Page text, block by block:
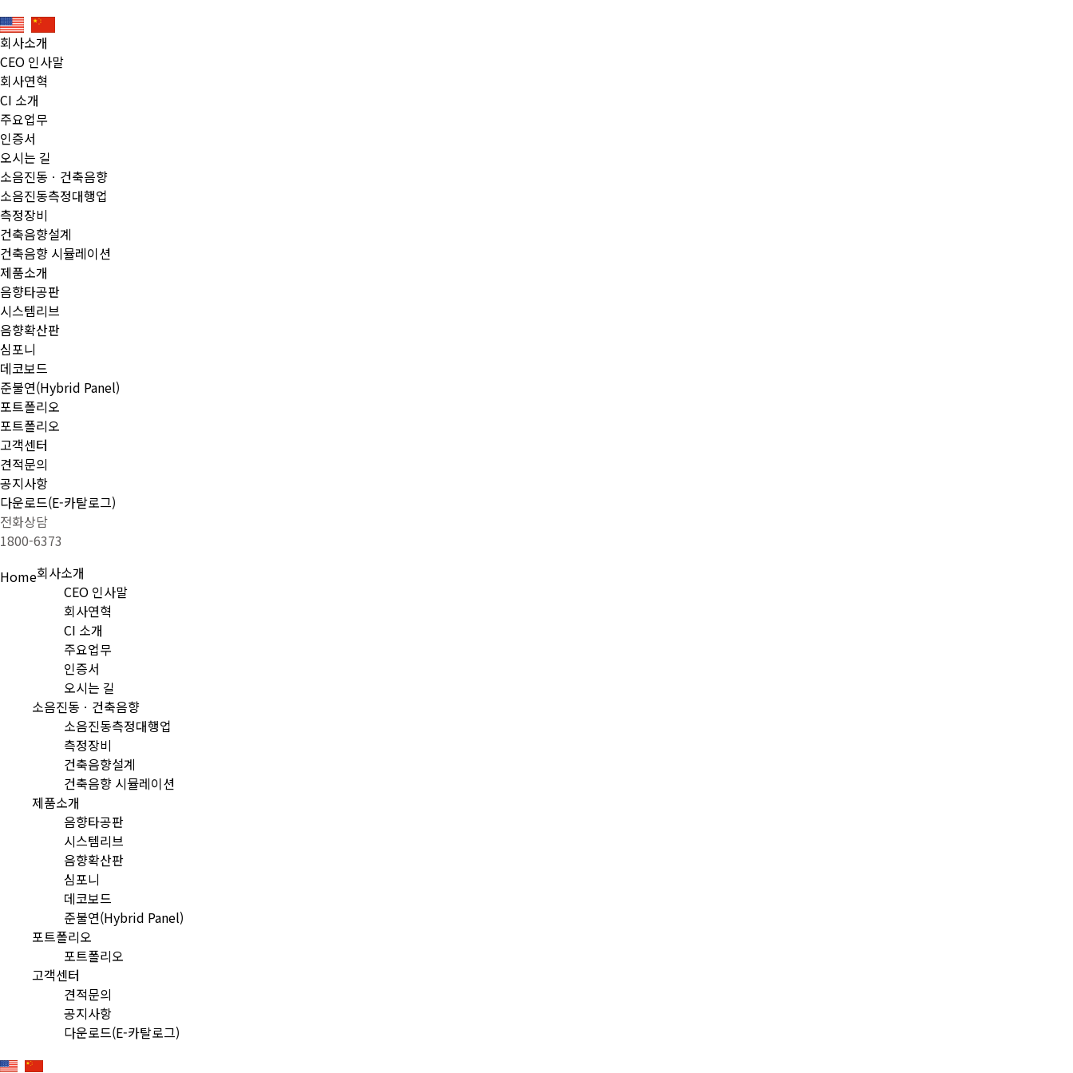
회사소개
CEO 인사말
회사연혁
CI 소개
주요업무
인증서
오시는 길
소음진동ㆍ건축음향
소음진동측정대행업
측정장비
건축음향설계
건축음향 시뮬레이션
제품소개
음향타공판
시스템리브
음향확산판
심포니
데코보드
준불연(Hybrid Panel)
포트폴리오
포트폴리오
고객센터
견적문의
공지사항
다운로드(E-카탈로그)
전화상담
1800-6373
Home회사소개
CEO 인사말
회사연혁
CI 소개
주요업무
인증서
오시는 길
소음진동ㆍ건축음향
소음진동측정대행업
측정장비
건축음향설계
건축음향 시뮬레이션
제품소개
음향타공판
시스템리브
음향확산판
심포니
데코보드
준불연(Hybrid Panel)
포트폴리오
포트폴리오
고객센터
견적문의
공지사항
다운로드(E-카탈로그)